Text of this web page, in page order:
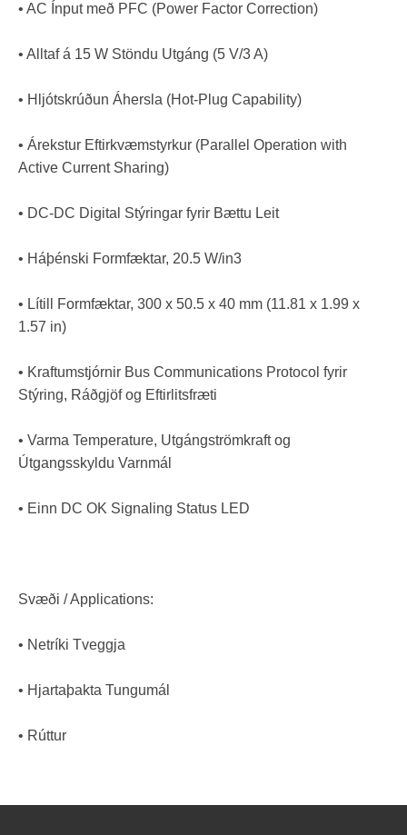
• AC Ínput með PFC (Power Factor Correction)
• Alltaf á 15 W Stöndu Utgáng (5 V/3 A)
• Hljótskrúðun Áhersla (Hot-Plug Capability)
• Árekstur Eftirkvæmstyrkur (Parallel Operation with
Active Current Sharing)
• DC-DC Digital Stýringar fyrir Bættu Leit
• Háþénski Formfæktar, 20.5 W/in3
• Lítill Formfæktar, 300 x 50.5 x 40 mm (11.81 x 1.99 x
1.57 in)
• Kraftumstjórnir Bus Communications Protocol fyrir
Stýring, Ráðgjöf og Eftirlitsfræti
• Varma Temperature, Utgángströmkraft og
Útgangsskyldu Varnmál
• Einn DC OK Signaling Status LED
Svæði / Applications:
• Netríki Tveggja
• Hjartaþakta Tungumál
• Rúttur